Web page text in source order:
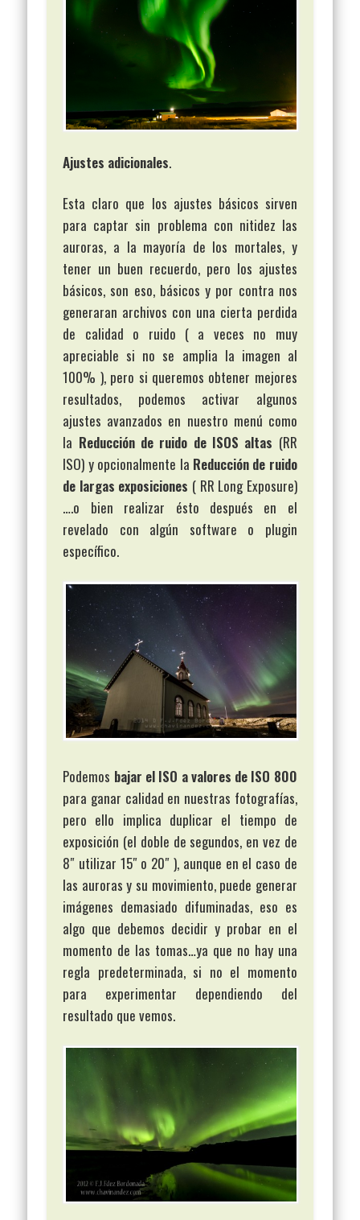
Ajustes adicionales.
Esta claro que los ajustes básicos sirven
para captar sin problema con nitidez las
auroras, a la mayoría de los mortales, y
tener un buen recuerdo, pero los ajustes
básicos, son eso, básicos y por contra nos
generaran archivos con una cierta perdida
de calidad o ruido ( a veces no muy
apreciable si no se amplia la imagen al
100% ), pero si queremos obtener mejores
resultados, podemos activar algunos
ajustes avanzados en nuestro menú como
la Reducción de ruido de ISOS altas (RR
ISO) y opcionalmente la Reducción de ruido
de largas exposiciones ( RR Long Exposure)
….o bien realizar ésto después en el
revelado con algún software o plugin
específico.
Podemos bajar el ISO a valores de ISO 800
para ganar calidad en nuestras fotografías,
pero ello implica duplicar el tiempo de
exposición (el doble de segundos, en vez de
8″ utilizar 15″ o 20″ ), aunque en el caso de
las auroras y su movimiento, puede generar
imágenes demasiado difuminadas, eso es
algo que debemos decidir y probar en el
momento de las tomas…ya que no hay una
regla predeterminada, si no el momento
para experimentar dependiendo del
resultado que vemos.